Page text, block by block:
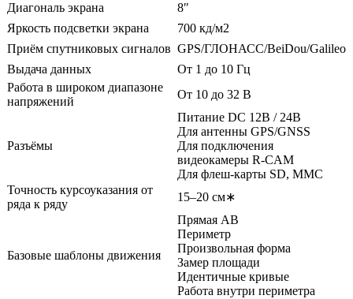
Диагональ экрана
8″
Яркость подсветки экрана
700 кд/м2
Приём спутниковых сигналов GPS/ГЛОНАСС/BeiDou/Galileo
Выдача данных
От 1 до 10 Гц
Работа в широком диапазоне
напряжений
От 10 до 32 В
Разъёмы
Питание DC 12В / 24В
Для антенны GPS/GNSS
Для подключения
видеокамеры R-CAM
Для флеш-карты SD, MMC
Точность курсоуказания от
ряда к ряду
15–20 см∗
Базовые шаблоны движения
Прямая AB
Периметр
Произвольная форма
Замер площади
Идентичные кривые
Работа внутри периметра